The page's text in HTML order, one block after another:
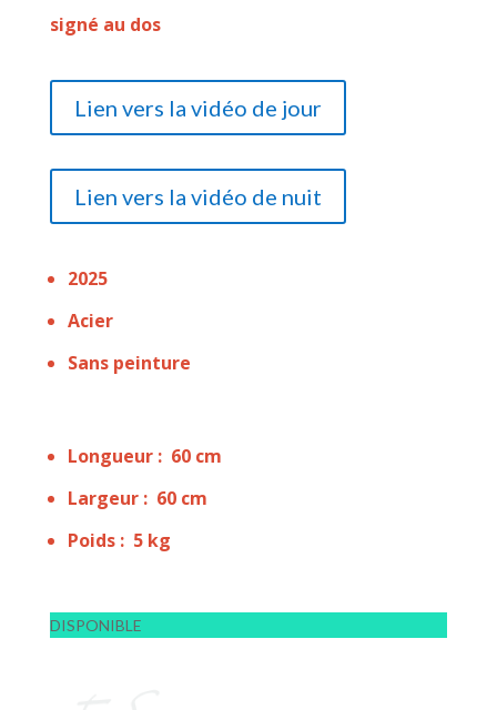
signé au dos
Lien vers la vidéo de jour
Lien vers la vidéo de nuit
2025
Acier
Sans peinture
Longueur : 60 cm
Largeur : 60 cm
Poids : 5 kg
DISPONIBLE